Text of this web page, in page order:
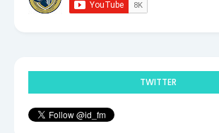
TWITTER